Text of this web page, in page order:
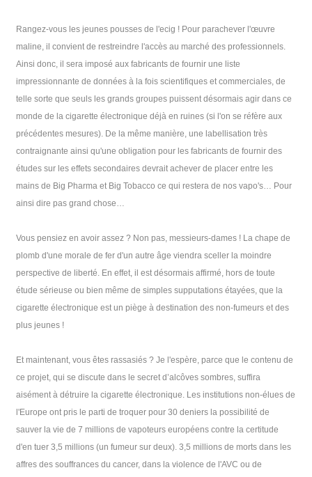
Rangez-vous les jeunes pousses de l'ecig ! Pour parachever l'œuvre
maline, il convient de restreindre l'accès au marché des professionnels.
Ainsi donc, il sera imposé aux fabricants de fournir une liste
impressionnante de données à la fois scientifiques et commerciales, de
telle sorte que seuls les grands groupes puissent désormais agir dans ce
monde de la cigarette électronique déjà en ruines (si l'on se réfère aux
précédentes mesures). De la même manière, une labellisation très
contraignante ainsi qu'une obligation pour les fabricants de fournir des
études sur les effets secondaires devrait achever de placer entre les
mains de Big Pharma et Big Tobacco ce qui restera de nos vapo's… Pour
ainsi dire pas grand chose…
Vous pensiez en avoir assez ? Non pas, messieurs-dames ! La chape de
plomb d'une morale de fer d'un autre âge viendra sceller la moindre
perspective de liberté. En effet, il est désormais affirmé, hors de toute
étude sérieuse ou bien même de simples supputations étayées, que la
cigarette électronique est un piège à destination des non-fumeurs et des
plus jeunes !
Et maintenant, vous êtes rassasiés ? Je l'espère, parce que le contenu de
ce projet, qui se discute dans le secret d’alcôves sombres, suffira
aisément à détruire la cigarette électronique. Les institutions non-élues de
l'Europe ont pris le parti de troquer pour 30 deniers la possibilité de
sauver la vie de 7 millions de vapoteurs européens contre la certitude
d'en tuer 3,5 millions (un fumeur sur deux). 3,5 millions de morts dans les
affres des souffrances du cancer, dans la violence de l'AVC ou de